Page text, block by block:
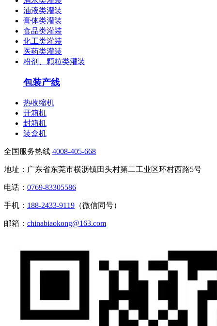
油液类灌装
膏体类灌装
食品类灌装
化工类灌装
医药类灌装
粉剂、颗粒类灌装
包装产线
热收缩机
开箱机
封箱机
装盒机
全国服务热线 4008-405-668
地址：广东省东莞市横沥镇田头村第二工业区环村西路5号
电话： 0769-83305586
手机： 188-2433-9119 （微信同号）
邮箱： chinabiaokong@163.com